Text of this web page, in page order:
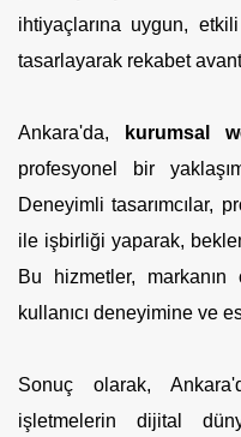
ihtiyaçlarına uygun,
tasarlayarak rekabet
Ankara'da, kurumsal
profesyonel bir
Deneyimli tasarımcılar,
ile işbirliği yaparak,
Bu hizmetler,
kullanıcı deneyimine ve
Sonuç olarak,
işletmelerin dijital